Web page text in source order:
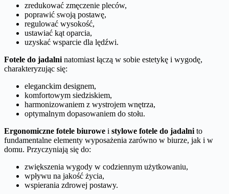
zredukować zmęczenie pleców,
poprawić swoją postawę,
regulować wysokość,
ustawiać kąt oparcia,
uzyskać wsparcie dla lędźwi.
Fotele do jadalni natomiast łączą w sobie estetykę i wygodę,
charakteryzując się:
eleganckim designem,
komfortowym siedziskiem,
harmonizowaniem z wystrojem wnętrza,
optymalnym dopasowaniem do stołu.
Ergonomiczne fotele biurowe i stylowe fotele do jadalni to
fundamentalne elementy wyposażenia zarówno w biurze, jak i w
domu. Przyczyniają się do:
zwiększenia wygody w codziennym użytkowaniu,
wpływu na jakość życia,
wspierania zdrowej postawy.